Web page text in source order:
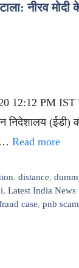
नीरव मोदी
12:12 PM
निदेशालय
… Read more
,distance,
, Latest India News
case, pnb scam